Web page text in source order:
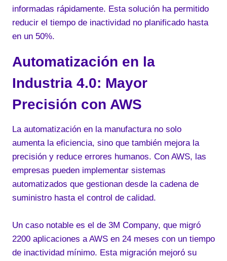
informadas rápidamente. Esta solución ha permitido
reducir el tiempo de inactividad no planificado hasta
en un 50%.
Automatización en la
Industria 4.0: Mayor
Precisión con AWS
La automatización en la manufactura no solo
aumenta la eficiencia, sino que también mejora la
precisión y reduce errores humanos. Con AWS, las
empresas pueden implementar sistemas
automatizados que gestionan desde la cadena de
suministro hasta el control de calidad.
Un caso notable es el de 3M Company, que migró
2200 aplicaciones a AWS en 24 meses con un tiempo
de inactividad mínimo. Esta migración mejoró su